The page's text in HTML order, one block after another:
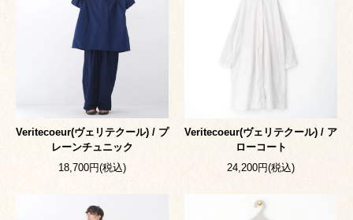
Veritecoeur(ヴェリテクール) / プ
レーンチュニック
18,700円(税込)
Veritecoeur(ヴェリテクール) / ア
ローコート
24,200円(税込)